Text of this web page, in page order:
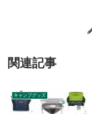
関連記事
キャンプグッズ